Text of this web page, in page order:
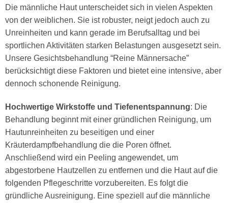
Die männliche Haut unterscheidet sich in vielen Aspekten
von der weiblichen. Sie ist robuster, neigt jedoch auch zu
Unreinheiten und kann gerade im Berufsalltag und bei
sportlichen Aktivitäten starken Belastungen ausgesetzt sein.
Unsere Gesichtsbehandlung “Reine Männersache”
berücksichtigt diese Faktoren und bietet eine intensive, aber
dennoch schonende Reinigung.
Hochwertige Wirkstoffe und Tiefenentspannung: Die
Behandlung beginnt mit einer gründlichen Reinigung, um
Hautunreinheiten zu beseitigen und einer
Kräuterdampfbehandlung die die Poren öffnet.
Anschließend wird ein Peeling angewendet, um
abgestorbene Hautzellen zu entfernen und die Haut auf die
folgenden Pflegeschritte vorzubereiten. Es folgt die
gründliche Ausreinigung. Eine speziell auf die männliche